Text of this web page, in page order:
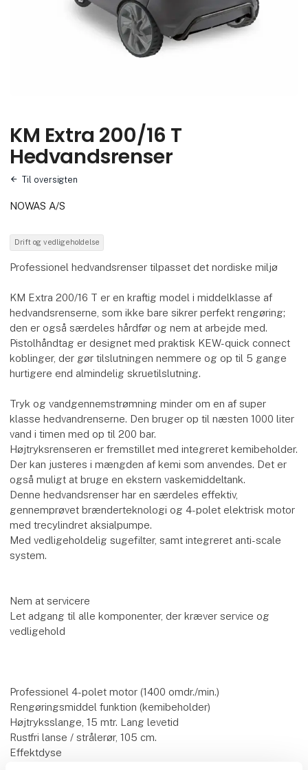
KM Extra 200/16 T
Hedvandsrenser
Til oversigten
NOWAS A/S
Drift og vedligeholdelse
Professionel hedvandsrenser tilpasset det nordiske miljø
KM Extra 200/16 T er en kraftig model i middelklasse af
hedvandsrenserne, som ikke bare sikrer perfekt rengøring;
den er også særdeles hårdfør og nem at arbejde med.
Pistolhåndtag er designet med praktisk KEW-quick connect
koblinger, der gør tilslutningen nemmere og op til 5 gange
hurtigere end almindelig skruetilslutning.
Tryk og vandgennemstrømning minder om en af super
klasse hedvandrenserne. Den bruger op til næsten 1000 liter
vand i timen med op til 200 bar.
Højtryksrenseren er fremstillet med integreret kemibeholder.
Der kan justeres i mængden af kemi som anvendes. Det er
også muligt at bruge en ekstern vaskemiddeltank.
Denne hedvandsrenser har en særdeles effektiv,
gennemprøvet brænderteknologi og 4-polet elektrisk motor
med trecylindret aksialpumpe.
Med vedligeholdelig sugefilter, samt integreret anti-scale
system.
Nem at servicere
Let adgang til alle komponenter, der kræver service og
vedligehold
Professionel 4-polet motor (1400 omdr./min.)
Rengøringsmiddel funktion (kemibeholder)
Højtryksslange, 15 mtr. Lang levetid
Rustfri lanse / strålerør, 105 cm.
Effektdyse